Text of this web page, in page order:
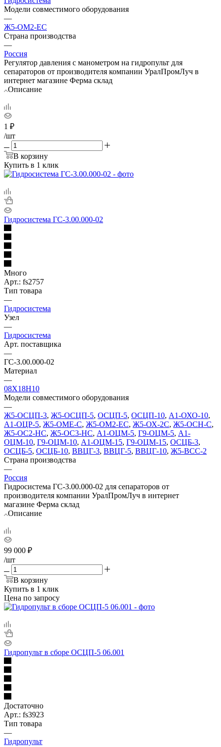
Модели совместимого оборудования
—
Ж5-ОМ2-ЕС
Страна производства
—
Россия
Регулятор давления с манометром на гидропульт для
сепараторов от производителя компании УралПромЛуч в
интернет магазине Ферма склад
Описание
1 ₽
/шт
В корзину
Купить в 1 клик
Гидросистема ГС-3.00.000-02
Много
Арт.: fs2757
Тип товара
—
Гидросистема
Узел
—
Гидросистема
Арт. поставщика
—
ГС-3.00.000-02
Материал
—
08Х18Н10
Модели совместимого оборудования
—
Ж5-ОСЦП-3, Ж5-ОСЦП-5, ОСЦП-5, ОСЦП-10, А1-ОХО-10,
А1-ОЦР-5, Ж5-ОМЕ-С, Ж5-ОМ2-ЕС, Ж5-ОХ-2С, Ж5-ОСН-С,
Ж5-ОС2-НС, Ж5-ОС3-НС, А1-ОЦМ-5, Г9-ОЦМ-5, А1-
ОЦМ-10, Г9-ОЦМ-10, А1-ОЦМ-15, Г9-ОЦМ-15, ОСЦБ-3,
ОСЦБ-5, ОСЦБ-10, ВВЦГ-3, ВВЦГ-5, ВВЦГ-10, Ж5-ВСС-2
Страна производства
—
Россия
Гидросистема ГС-3.00.000-02 для сепараторов от
производителя компании УралПромЛуч в интернет
магазине Ферма склад
Описание
99 000 ₽
/шт
В корзину
Купить в 1 клик
Цена по запросу
Гидропульт в сборе ОСЦП-5 06.001
Достаточно
Арт.: fs3923
Тип товара
—
Гидропульт